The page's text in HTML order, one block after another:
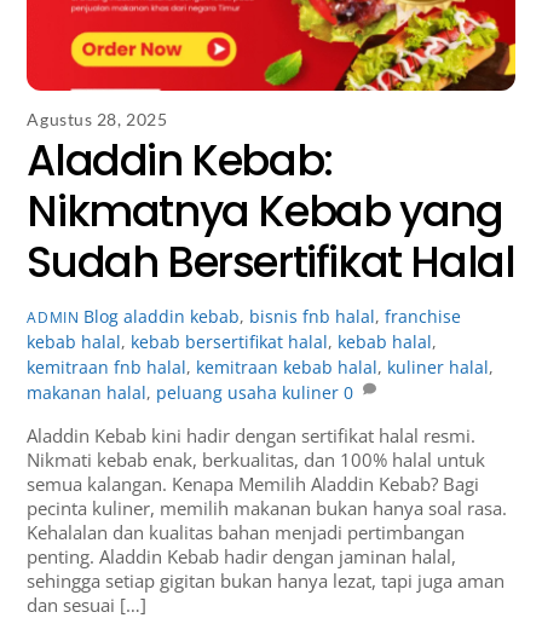
Agustus 28, 2025
Aladdin Kebab:
Nikmatnya Kebab yang
Sudah Bersertifikat Halal
ADMIN Blog aladdin kebab, bisnis fnb halal,franchise
kebab halal, kebab bersertifikat halal, kebab halal,
kemitraan fnb halal, kemitraan kebab halal, kuliner halal,
makanan halal, peluang usaha kuliner 0
Aladdin Kebab kini hadir dengan sertifikat halal resmi.
Nikmati kebab enak, berkualitas, dan 100% halal untuk
semua kalangan. Kenapa Memilih Aladdin Kebab? Bagi
pecinta kuliner, memilih makanan bukan hanya soal rasa.
Kehalalan dan kualitas bahan menjadi pertimbangan
penting. Aladdin Kebab hadir dengan jaminan halal,
sehingga setiap gigitan bukan hanya lezat, tapi juga aman
dan sesuai […]